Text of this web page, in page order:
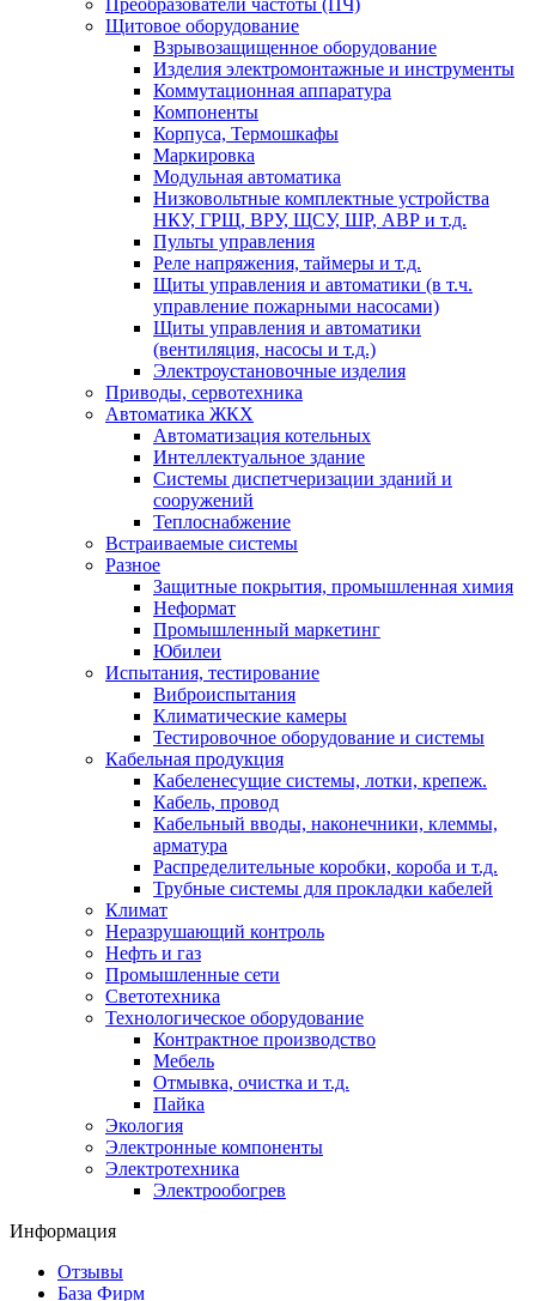
Щитовое оборудование
Взрывозащищенное оборудование
Изделия электромонтажные и инструменты
Коммутационная аппаратура
Компоненты
Корпуса, Термошкафы
Маркировка
Модульная автоматика
Низковольтные комплектные устройства
НКУ, ГРЩ, ВРУ, ЩСУ, ШР, АВР и т.д.
Пульты управления
Реле напряжения, таймеры и т.д.
Щиты управления и автоматики (в т.ч.
управление пожарными насосами)
Щиты управления и автоматики
(вентиляция, насосы и т.д.)
Электроустановочные изделия
Приводы, сервотехника
Автоматика ЖКХ
Автоматизация котельных
Интеллектуальное здание
Системы диспетчеризации зданий и
сооружений
Теплоснабжение
Встраиваемые системы
Разное
Защитные покрытия, промышленная химия
Неформат
Промышленный маркетинг
Юбилеи
Испытания, тестирование
Виброиспытания
Климатические камеры
Тестировочное оборудование и системы
Кабельная продукция
Кабеленесущие системы, лотки, крепеж.
Кабель, провод
Кабельный вводы, наконечники, клеммы,
арматура
Распределительные коробки, короба и т.д.
Трубные системы для прокладки кабелей
Климат
Неразрушающий контроль
Нефть и газ
Промышленные сети
Светотехника
Технологическое оборудование
Контрактное производство
Мебель
Отмывка, очистка и т.д.
Пайка
Экология
Электронные компоненты
Электротехника
Электрообогрев
Информация
Отзывы
База Фирм